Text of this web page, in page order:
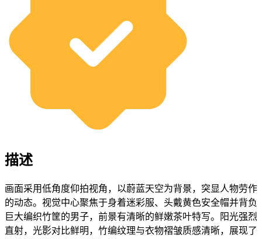
描述
画面采用低角度仰拍视角，以蔚蓝天空为背景，突显人物劳作
的动态。视觉中心聚焦于身着迷彩服、头戴黄色安全帽并背负
巨大编织竹筐的男子，前景有清晰的鲜嫩茶叶特写。阳光强烈
直射，光影对比鲜明，竹编纹理与衣物褶皱质感清晰，展现了